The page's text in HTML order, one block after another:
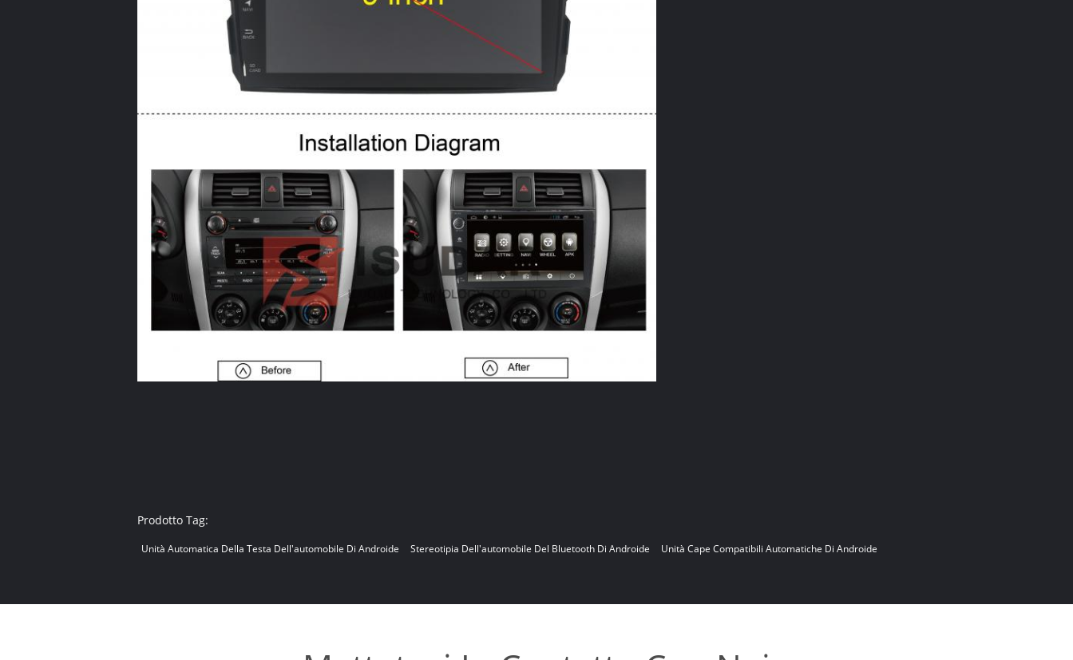
Prodotto Tag:
Unità Automatica Della Testa Dell'automobile Di Androide Stereotipia Dell'automobile Del Bluetooth Di Androide Unità Cape Compatibili Automatiche Di Androide